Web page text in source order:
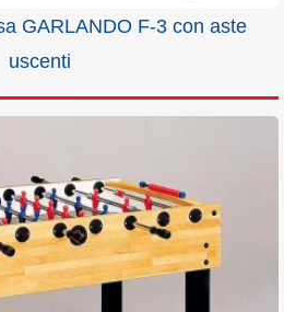
GARLANDO F-3 con aste
uscenti